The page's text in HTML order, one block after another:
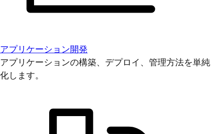
アプリケーション開発
アプリケーションの構築、デプロイ、管理方法を単純
化します。